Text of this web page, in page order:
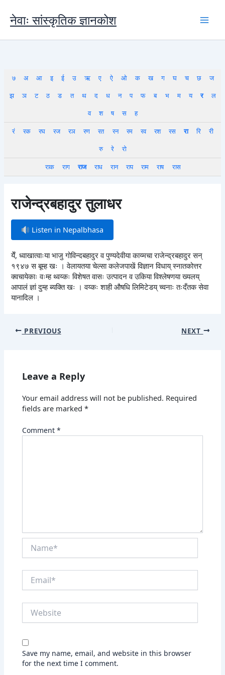
content
नेवाः सांस्कृतिक ज्ञानकोश
७ अ आ इ ई उ ऋ ए ऐ ओ क ख ग घ च छ
ज
झ
ञ ट ठ ड त थ द ध न प फ ब भ म य र
ल
व
श ष स
ह
रं
रक रघ रज रञ रण रत रन रम रव रश रस रा रि
री
रु
रे
रो
राक
राग राज राध रान राप राम राष रास
राजेन्द्रबहादुर तुलाधर
Listen in Nepalbhasa
येँ, ध्वाखात्वाःया भाजु गोविन्दबहादुर व पुण्यदेवीया काय्मचा राजेन्द्रबहादुर सन्
१९४७ स बूम्ह खः । वेलायतया चेल्सा कलेजपाखें विज्ञान विधाय् स्नातकोत्तर
क्वचायेकाः वःम्ह थ्वय्कः विशेषत वासः उत्पादन व उकिया विश्लेषणया ख्यलय्
आपालं ज्ञां दुम्ह ब्यक्ति खः । वय्कः शाही औषधि लिमिटेडय् च्वनाः तःदँतक सेवा
यानादिल ।
PREVIOUS NEXT
Leave a Reply
Your email address will not be published. Required
fields are marked*
Comment*
Save my name, email, and website in this browser
for the next time I comment.